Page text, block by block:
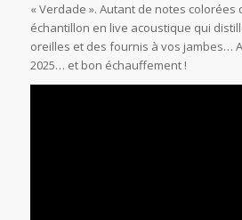
« Verdade ». Autant de notes
échantillon en live acoustique qui
oreilles et des fournis à vos jambes…
2025… et bon échauffement !